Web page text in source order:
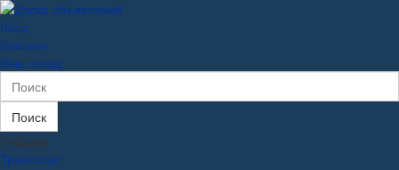
Вход
Блокнот
Ваш город
Поиск
Рубрики
Транспорт